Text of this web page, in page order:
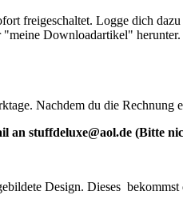
freigeschaltet. Logge dich
Downloadartikel" herunter.
Nachdem du die
an stuffdeluxe@aol.de (Bitte
Design. Dieses bekommst